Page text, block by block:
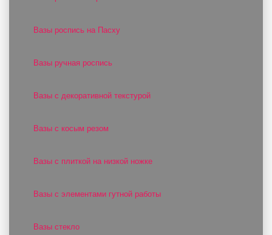
Вазы роспись на Пасху
Вазы ручная роспись
Вазы с декоративной текстурой
Вазы с косым резом
Вазы с плиткой на низкой ножке
Вазы с элементами гутной работы
Вазы стекло